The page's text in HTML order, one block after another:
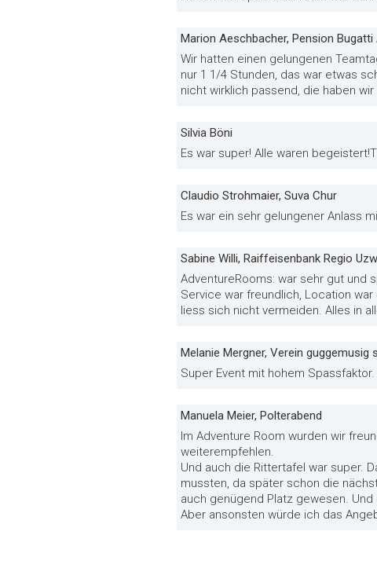
Marion Aeschbacher, Pension Bugatti
Wir hatten einen gelungenen
nur 1 1/4 Stunden, das war etwas
nicht wirklich passend, die haben
Silvia Böni
Es war super! Alle waren
Claudio Strohmaier, Suva Chur
Es war ein sehr gelungener Anlass
Sabine Willi, Raiffeisenbank Regio
AdventureRooms: war sehr gut und
Service war freundlich, Location
liess sich nicht vermeiden. Alles in
Melanie Mergner, Verein guggemusig
Super Event mit hohem Spassfaktor.
Manuela Meier, Polterabend
Im Adventure Room wurden wir
weiterempfehlen.
Und auch die Rittertafel war super.
mussten, da später schon die
auch genügend Platz gewesen.
Aber ansonsten würde ich das